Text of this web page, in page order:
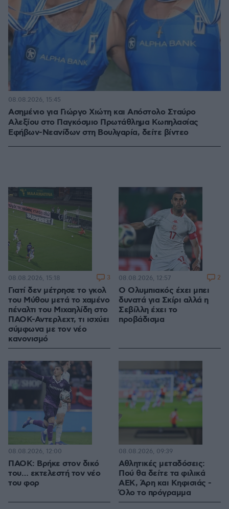
Ασημένιο για Γιώργο Χιώτη και Απόστολο Σταύρο
Αλεξίου στο Παγκόσμιο Πρωτάθλημα Κωπηλασίας
Εφήβων-Νεανίδων στη Βουλγαρία, δείτε βίντεο
08.08.2026, 15:45
Γιατί δεν μέτρησε το γκολ
του Μύθου μετά το χαμένο
πέναλτι του Μιχαηλίδη στο
ΠΑΟΚ-Αντερλεχτ, τι ισχύει
σύμφωνα με τον νέο
κανονισμό
08.08.2026, 15:18 3
Ο Ολυμπιακός έχει μπει
δυνατά για Σκίρι αλλά η
Σεβίλλη έχει το
προβάδισμα
08.08.2026, 12:57 2
ΠΑΟΚ: Βρήκε στον δικό
του… εκτελεστή τον νέο
του φορ
08.08.2026, 12:00
Αθλητικές μεταδόσεις:
Πού θα δείτε τα φιλικά
ΑΕΚ, Άρη και Κηφισιάς -
Όλο το πρόγραμμα
08.08.2026, 09:39